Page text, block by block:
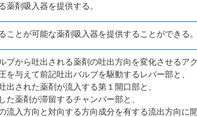
薬剤吸入器を提供する。
ことが可能な薬剤吸入器を提供することができる。
ブから吐出される薬剤の吐出方向を変化させるア
を与えて前記吐出バルブを駆動するレバー部と、
出された薬剤が流入する第１開口部と、
た薬剤が滞留するチャンバー部と、
流入方向と対向する方向成分を有する流出方向に